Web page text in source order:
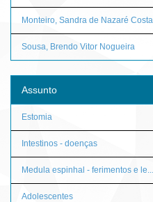
Monteiro, Sandra de Nazaré Costa
Sousa, Brendo Vitor Nogueira
Assunto
Estomia
Intestinos - doenças
Medula espinhal - ferimentos e le...
Adolescentes